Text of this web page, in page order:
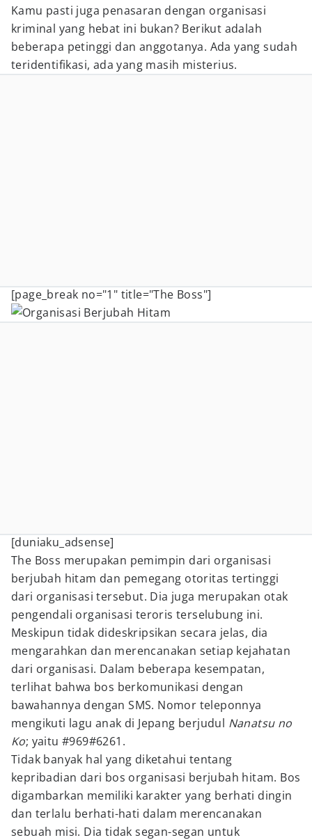
Kamu pasti juga penasaran dengan organisasi
kriminal yang hebat ini bukan? Berikut adalah
beberapa petinggi dan anggotanya. Ada yang sudah
teridentifikasi, ada yang masih misterius.
[page_break no="1" title="The Boss"]
[duniaku_adsense]
The Boss merupakan pemimpin dari organisasi
berjubah hitam dan pemegang otoritas tertinggi
dari organisasi tersebut. Dia juga merupakan otak
pengendali organisasi teroris terselubung ini.
Meskipun tidak dideskripsikan secara jelas, dia
mengarahkan dan merencanakan setiap kejahatan
dari organisasi. Dalam beberapa kesempatan,
terlihat bahwa bos berkomunikasi dengan
bawahannya dengan SMS. Nomor teleponnya
mengikuti lagu anak di Jepang berjudul Nanatsu no
Ko; yaitu #969#6261.
Tidak banyak hal yang diketahui tentang
kepribadian dari bos organisasi berjubah hitam. Bos
digambarkan memiliki karakter yang berhati dingin
dan terlalu berhati-hati dalam merencanakan
sebuah misi. Dia tidak segan-segan untuk